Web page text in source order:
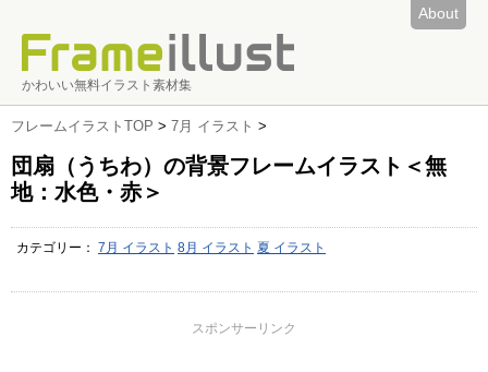
About
かわいい無料イラスト素材集
フレームイラストTOP > 7月 イラスト >
団扇（うちわ）の背景フレームイラスト＜無
地：水色・赤＞
カテゴリー： 7月 イラスト 8月 イラスト 夏 イラスト
スポンサーリンク